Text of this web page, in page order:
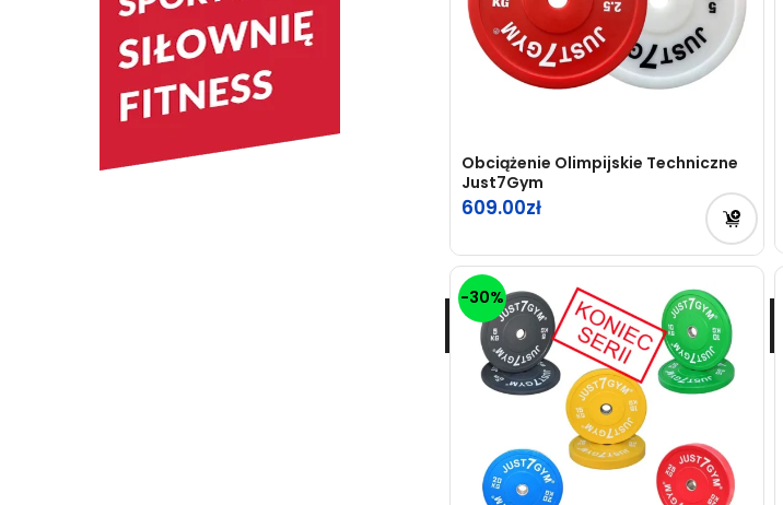
Obciążenie Olimpijskie Techniczne
Just7Gym
609.00
-30%